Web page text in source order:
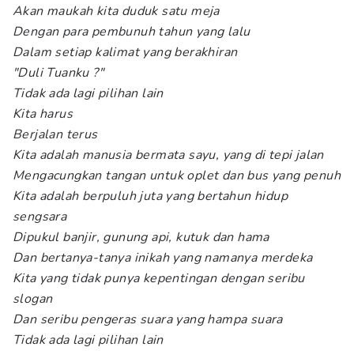
Akan maukah kita duduk satu meja
Dengan para pembunuh tahun yang lalu
Dalam setiap kalimat yang berakhiran
"Duli Tuanku ?"
Tidak ada lagi pilihan lain
Kita harus
Berjalan terus
Kita adalah manusia bermata sayu, yang di tepi jalan
Mengacungkan tangan untuk oplet dan bus yang penuh
Kita adalah berpuluh juta yang bertahun hidup
sengsara
Dipukul banjir, gunung api, kutuk dan hama
Dan bertanya-tanya inikah yang namanya merdeka
Kita yang tidak punya kepentingan dengan seribu
slogan
Dan seribu pengeras suara yang hampa suara
Tidak ada lagi pilihan lain